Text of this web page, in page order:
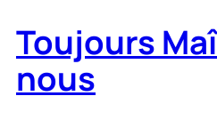
Toujours
nous